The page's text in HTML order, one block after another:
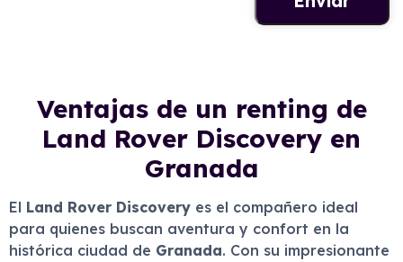
Ventajas de un renting de
Land Rover Discovery en
Granada
El Land Rover Discovery es el compañero ideal
para quienes buscan aventura y confort en la
histórica ciudad de Granada. Con su impresionante